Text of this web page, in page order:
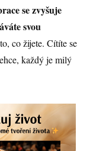
se zvyšuje
svou
co žijete. Cítíte se
každý je milý